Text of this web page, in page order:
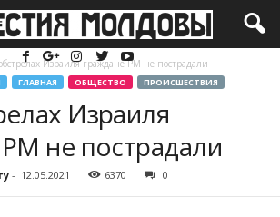
Израиля граждане РМ не пострадали
ГЛАВНАЯ ОБЩЕСТВО ПРОИСШЕСТВИЯ
Израиля
не пострадали
- 12.05.2021 6370 0